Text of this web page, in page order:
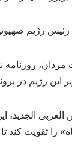
رژیم
این رژیم در
را تقویت کند